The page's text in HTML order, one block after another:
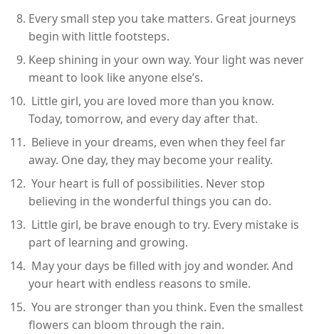
Every small step you take matters. Great journeys
begin with little footsteps.
Keep shining in your own way. Your light was never
meant to look like anyone else’s.
Little girl, you are loved more than you know.
Today, tomorrow, and every day after that.
Believe in your dreams, even when they feel far
away. One day, they may become your reality.
Your heart is full of possibilities. Never stop
believing in the wonderful things you can do.
Little girl, be brave enough to try. Every mistake is
part of learning and growing.
May your days be filled with joy and wonder. And
your heart with endless reasons to smile.
You are stronger than you think. Even the smallest
flowers can bloom through the rain.